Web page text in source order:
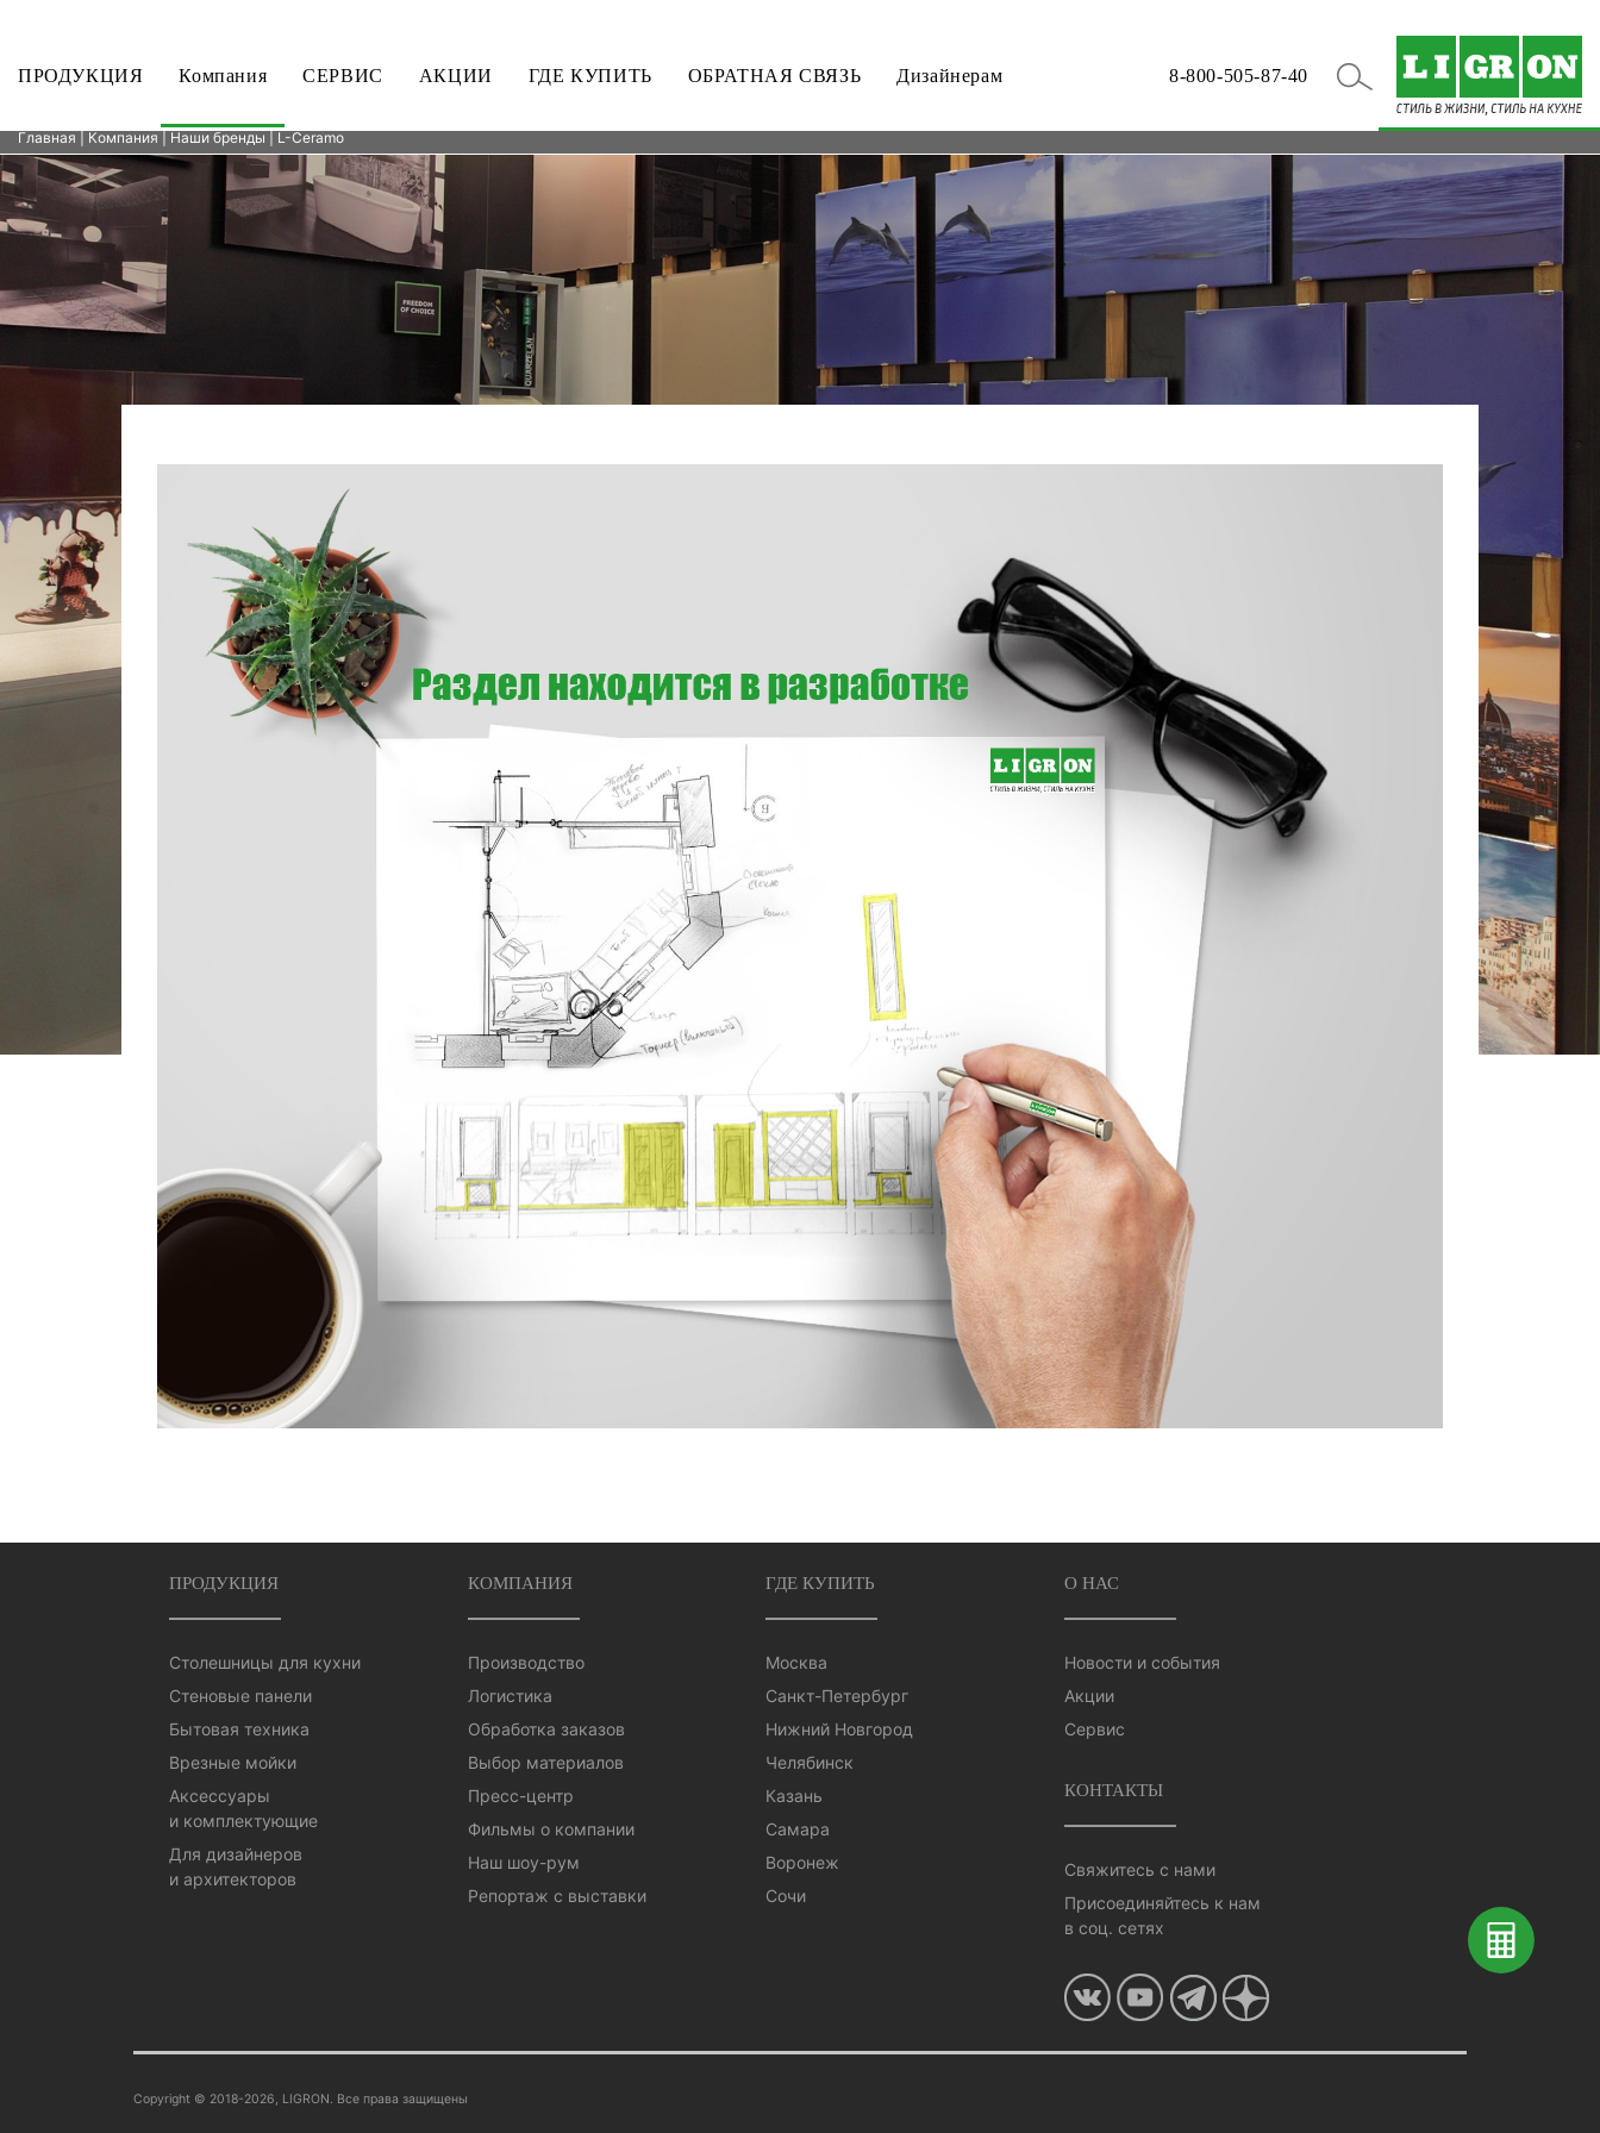
ПРОДУКЦИЯ Компания СЕРВИС АКЦИИ ГДЕ КУПИТЬ ОБРАТНАЯ СВЯЗЬ Дизайнерам 8-800-505-87-40
Главная Компания Наши бренды | L-Ceramo
ПРОДУКЦИЯ
Столешницы для кухни
Стеновые панели
Бытовая техника
Врезные мойки
Аксессуары
и комплектующие
Для дизайнеров
и архитекторов
КОМПАНИЯ
Производство
Логистика
Обработка заказов
Выбор материалов
Пресс-центр
Фильмы о компании
Наш шоу-рум
Репортаж с выставки
ГДЕ КУПИТЬ
Москва
Санкт-Петербург
Нижний Новгород
Челябинск
Казань
Самара
Воронеж
Сочи
О НАС
Новости и события
Акции
Сервис
КОНТАКТЫ
Свяжитесь с нами
Присоединяйтесь к нам
в соц. сетях
Copyright © 2018-2026, LIGRON. Все права защищены